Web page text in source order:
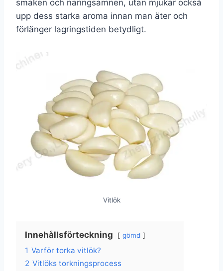
smaken och näringsämnen, utan mjukar också
upp dess starka aroma innan man äter och
förlänger lagringstiden betydligt.
Vitlök
Innehållsförteckning gömd
1 Varför torka vitlök?
2 Vitlöks torkningsprocess